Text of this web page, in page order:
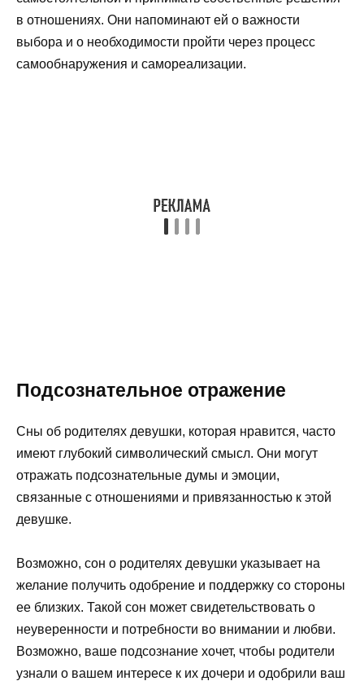
в отношениях. Они напоминают ей о важности
выбора и о необходимости пройти через процесс
самообнаружения и самореализации.
Подсознательное отражение
Сны об родителях девушки, которая нравится, часто
имеют глубокий символический смысл. Они могут
отражать подсознательные думы и эмоции,
связанные с отношениями и привязанностью к этой
девушке.
Возможно, сон о родителях девушки указывает на
желание получить одобрение и поддержку со стороны
ее близких. Такой сон может свидетельствовать о
неуверенности и потребности во внимании и любви.
Возможно, ваше подсознание хочет, чтобы родители
узнали о вашем интересе к их дочери и одобрили ваш